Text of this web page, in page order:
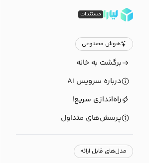
مستندات
هوش مصنوعی
برگشت به خانه
درباره سرویس AI
راه‌اندازی سریع!
پرسش‌های متداول
مدل‌های قابل ارائه